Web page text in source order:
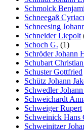
Schmolck
Schneegaß
Schneesing
Schneider Liepolt
Schoch G. (1)
Schröder Johann
Schubart
Schuster Gottfried
Schütz Johann
Schwedler
Schweichardt
Schweiger Rupert
Schweinick Hans
Schweinitzer